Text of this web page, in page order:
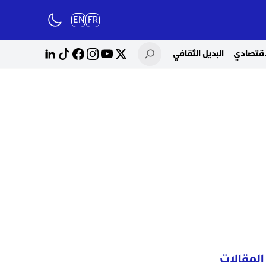
FR
EN
البديل الثقافي